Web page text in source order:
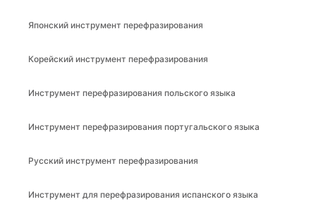
Японский инструмент перефразирования
Корейский инструмент перефразирования
Инструмент перефразирования польского языка
Инструмент перефразирования португальского языка
Русский инструмент перефразирования
Инструмент для перефразирования испанского языка